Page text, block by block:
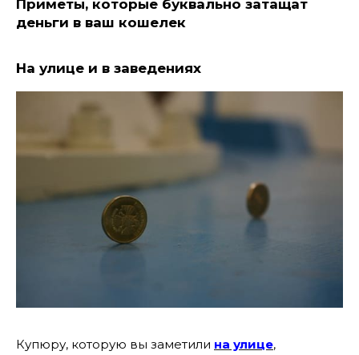
Приметы, которые буквально затащат
деньги в ваш кошелек
На улице и в заведениях
Купюру, которую вы заметили на улице,